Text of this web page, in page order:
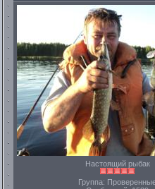
Настоящий рыбак
Группа: